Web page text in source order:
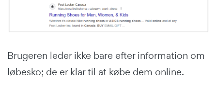
Brugeren leder ikke bare efter information om
løbesko; de er klar til at købe dem online.